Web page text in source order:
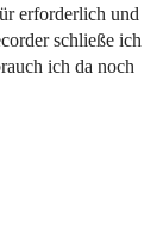
erforderlich und
schließe ich
ich da noch